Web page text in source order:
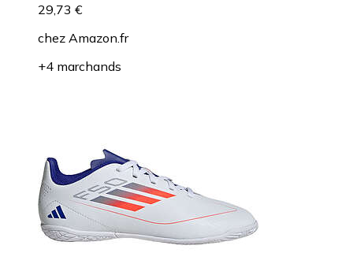
29,73 €
chez Amazon.fr
+4 marchands